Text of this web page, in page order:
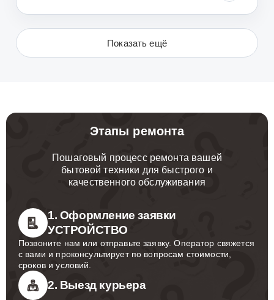
Показать ещё
Этапы ремонта
Пошаговый процесс ремонта вашей
бытовой техники для быстрого и
качественного обслуживания
1. Оформление заявки
УСТРОЙСТВО
Позвоните нам или отправьте заявку. Оператор свяжется
с вами и проконсультирует по вопросам стоимости,
сроков и условий.
2. Выезд курьера